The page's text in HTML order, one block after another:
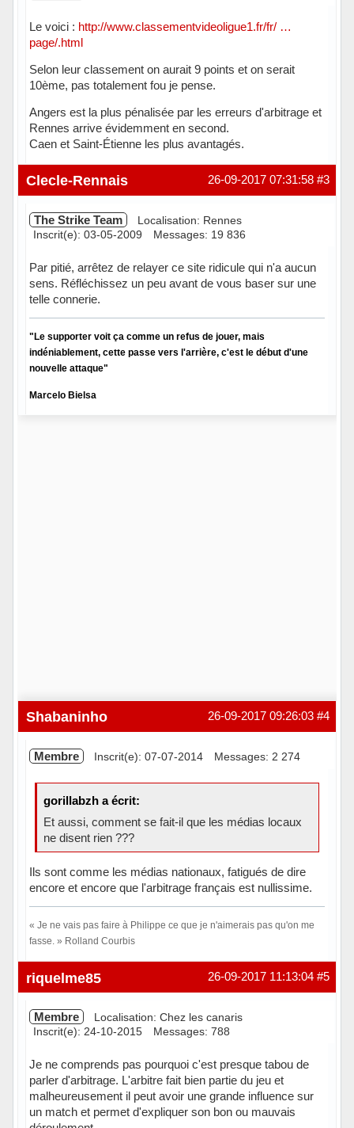
Le voici : http://www.classementvideoligue1.fr/fr/ …
page/.html
Selon leur classement on aurait 9 points et on serait
10ème, pas totalement fou je pense.
Angers est la plus pénalisée par les erreurs d'arbitrage et
Rennes arrive évidemment en second.
Caen et Saint-Étienne les plus avantagés.
Hors ligne #3
26-09-2017 07:31:58
Clecle-Rennais
The Strike Team
Localisation: Rennes
Inscrit(e): 03-05-2009
Messages: 19 836
Par pitié, arrêtez de relayer ce site ridicule qui n'a aucun
sens. Réfléchissez un peu avant de vous baser sur une
telle connerie.
"Le supporter voit ça comme un refus de jouer, mais
indéniablement, cette passe vers l'arrière, c'est le début d'une
nouvelle attaque"
Marcelo Bielsa
#4
26-09-2017 09:26:03
Shabaninho
Membre Inscrit(e): 07-07-2014 Messages: 2 274
gorillabzh a écrit:
Et aussi, comment se fait-il que les médias locaux
ne disent rien ???
Ils sont comme les médias nationaux, fatigués de dire
encore et encore que l'arbitrage français est nullissime.
« Je ne vais pas faire à Philippe ce que je n'aimerais pas qu'on me
fasse. » Rolland Courbis
Hors ligne #5
26-09-2017 11:13:04
riquelme85
Membre
Localisation: Chez les canaris
Inscrit(e): 24-10-2015
Messages: 788
Je ne comprends pas pourquoi c'est presque tabou de
parler d'arbitrage. L'arbitre fait bien partie du jeu et
malheureusement il peut avoir une grande influence sur
un match et permet d'expliquer son bon ou mauvais